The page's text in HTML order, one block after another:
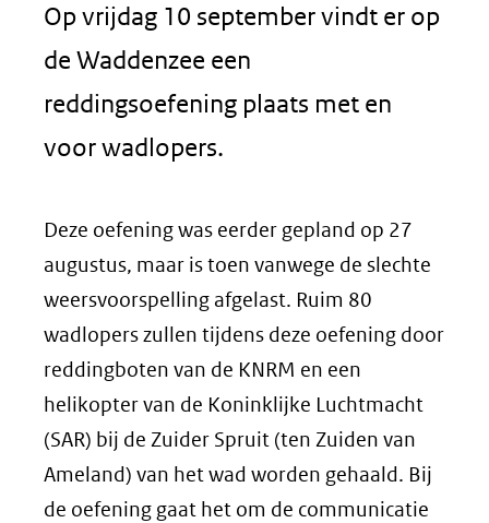
Op vrijdag 10 september vindt er op
de Waddenzee een
reddingsoefening plaats met en
voor wadlopers.
Deze oefening was eerder gepland op 27
augustus, maar is toen vanwege de slechte
weersvoorspelling afgelast. Ruim 80
wadlopers zullen tijdens deze oefening door
reddingboten van de KNRM en een
helikopter van de Koninklijke Luchtmacht
(SAR) bij de Zuider Spruit (ten Zuiden van
Ameland) van het wad worden gehaald. Bij
de oefening gaat het om de communicatie